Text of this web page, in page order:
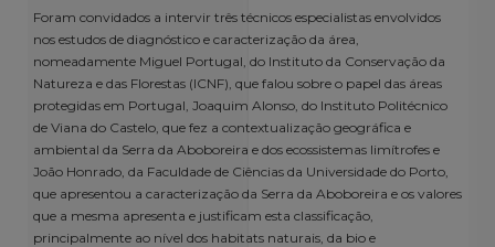
Foram convidados a intervir três técnicos especialistas envolvidos
nos estudos de diagnóstico e caracterização da área,
nomeadamente Miguel Portugal, do Instituto da Conservação da
Natureza e das Florestas (ICNF), que falou sobre o papel das áreas
protegidas em Portugal, Joaquim Alonso, do Instituto Politécnico
de Viana do Castelo, que fez a contextualização geográfica e
ambiental da Serra da Aboboreira e dos ecossistemas limítrofes e
João Honrado, da Faculdade de Ciências da Universidade do Porto,
que apresentou a caracterização da Serra da Aboboreira e os valores
que a mesma apresenta e justificam esta classificação,
principalmente ao nível dos habitats naturais, da bio e